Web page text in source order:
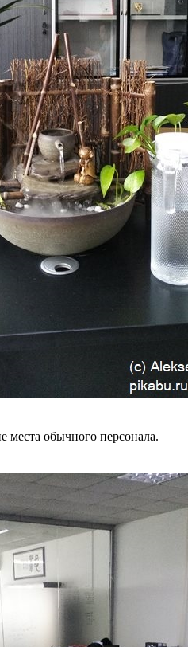
места обычного персонала.